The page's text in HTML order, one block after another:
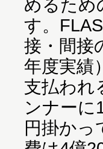
めるため
す。
接・間接
年度実績
支払われ
ンナーに
円掛かっ